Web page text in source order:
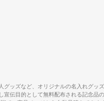
ッズなど、オリジナルの名入れグッ
宣伝目的として無料配布される記念